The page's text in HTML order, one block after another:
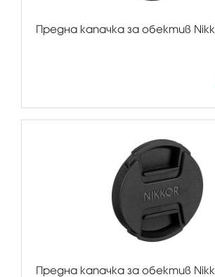
Предна капачка за обектив
Предна капачка за обектив